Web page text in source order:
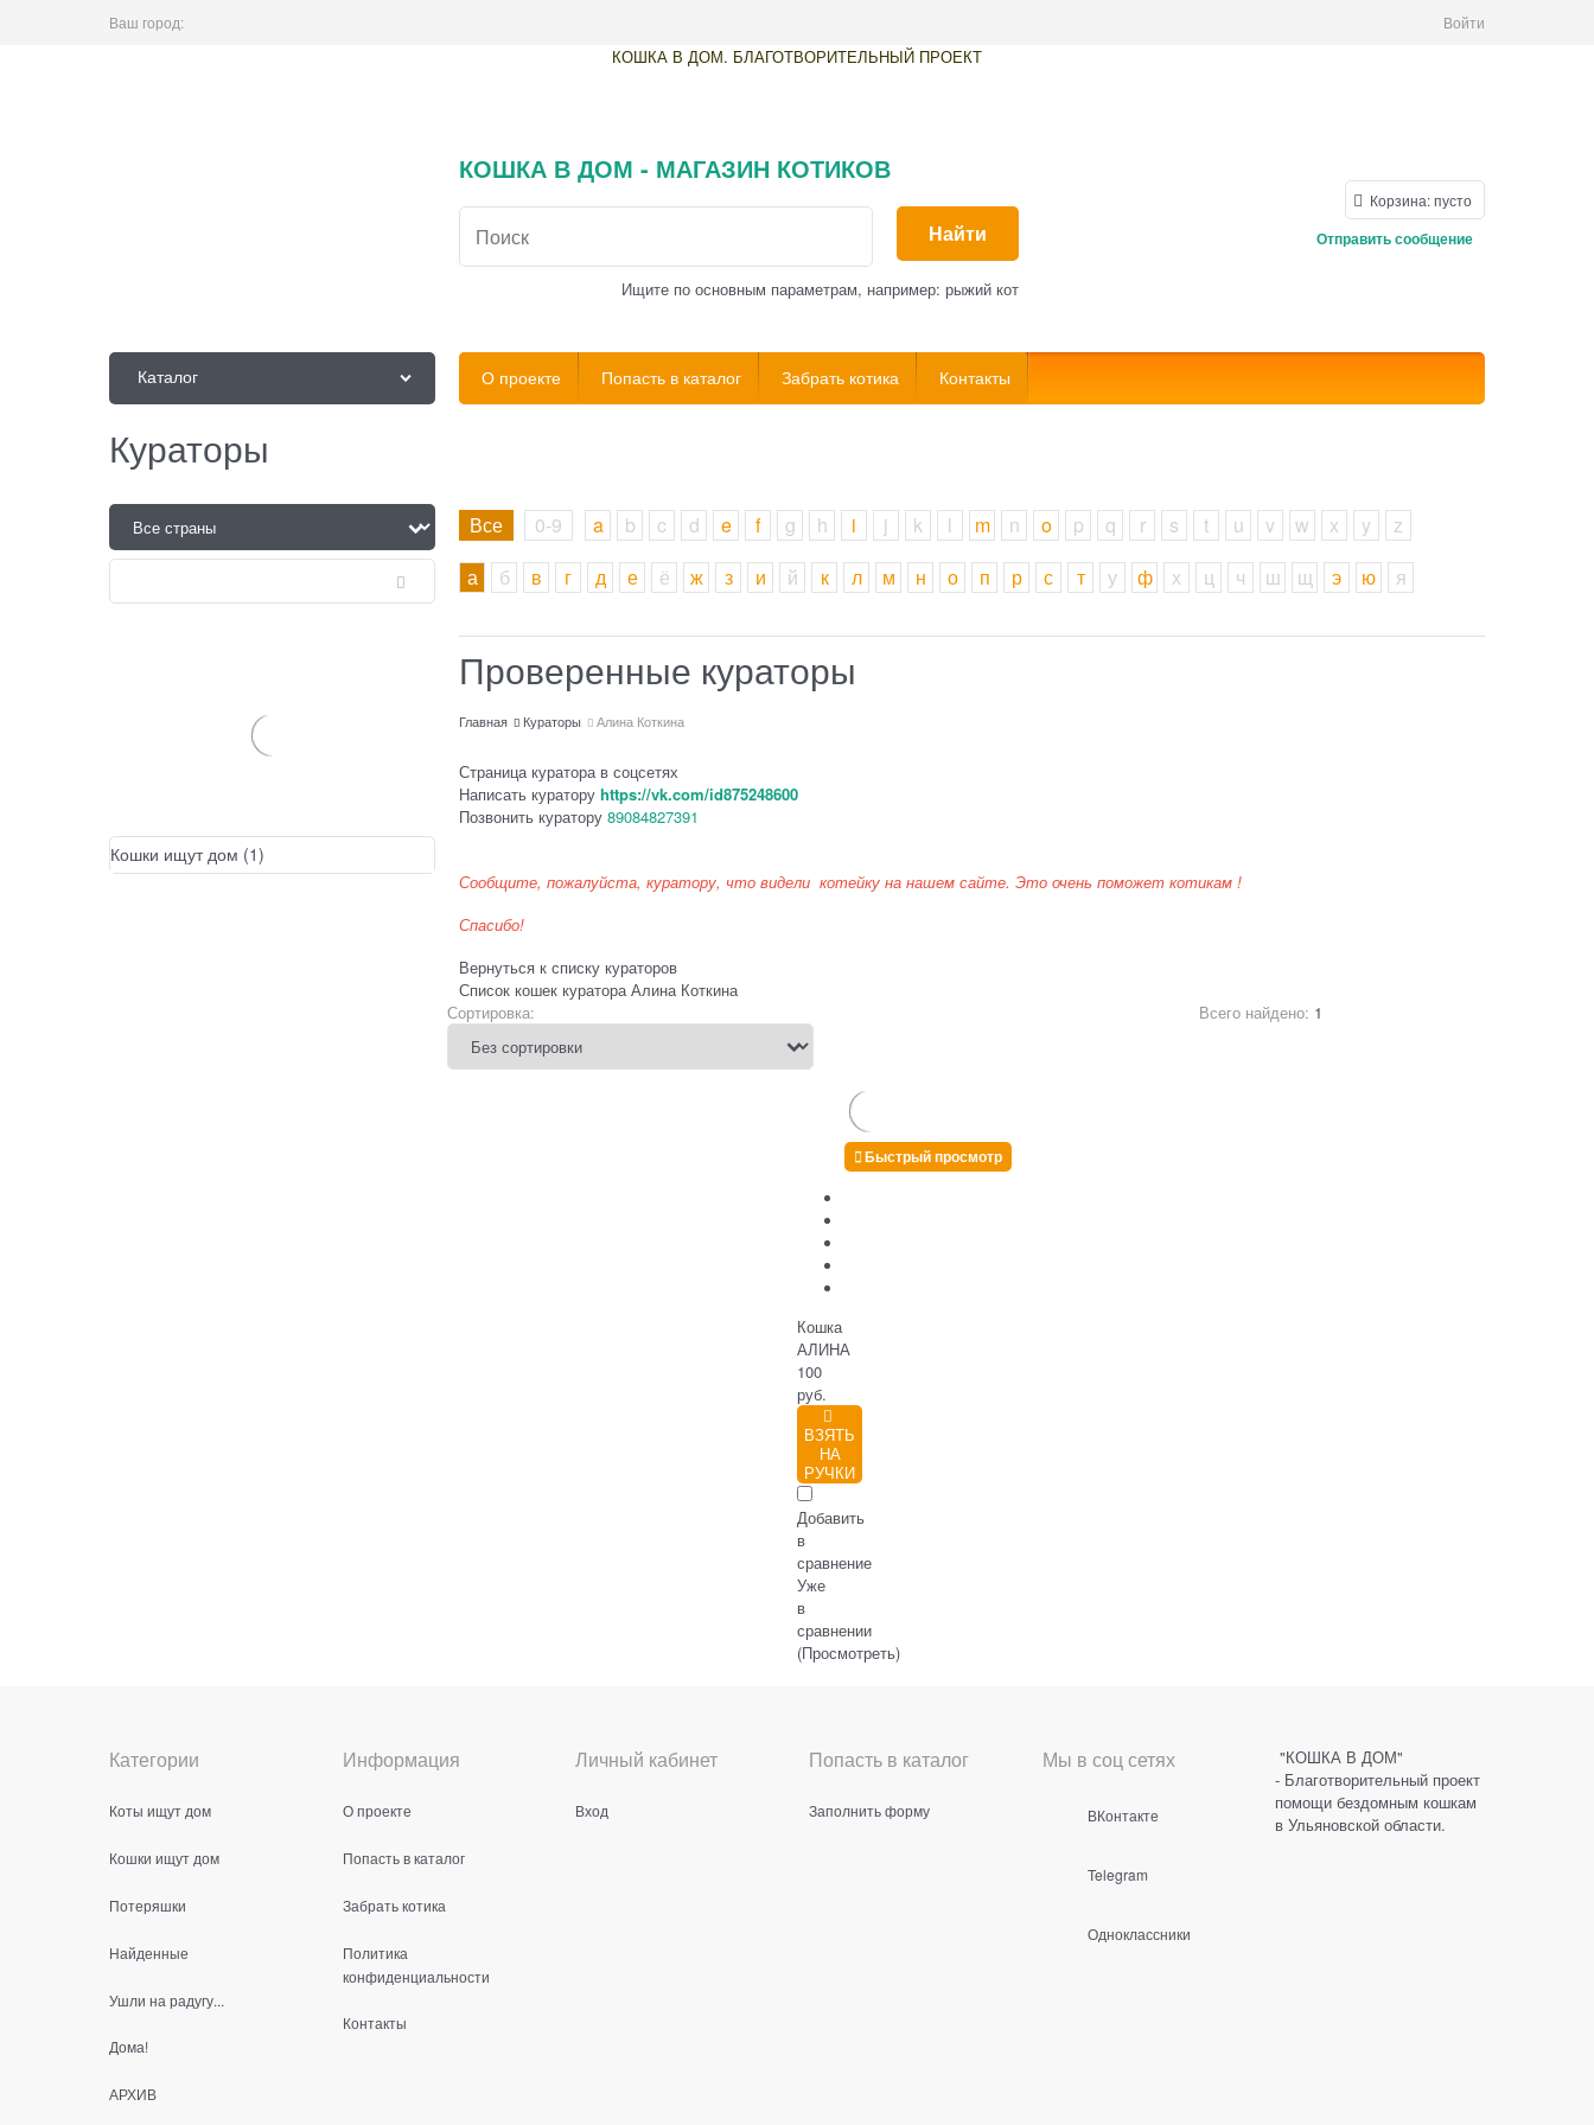
Ваш город: Войти
КОШКА В ДОМ. БЛАГОТВОРИТЕЛЬНЫЙ ПРОЕКТ
КОШКА В ДОМ - МАГАЗИН КОТИКОВ
Найти
Ищите по основным параметрам, например: рыжий кот
Корзина:пусто
Отправить сообщение
Каталог О проекте Попасть в каталог Забрать котика Контакты
Кураторы
Все 0-9 a b c d e f g h i j k l m n o p q r s t u v w x y
z
а
б в г д е ё ж з и й к л м н о п р с т у ф х ц ч ш щ э ю я
Кошки ищут дом (1)
Проверенные кураторы
Главная Кураторы Алина Коткина
Страница куратора в соцсетях
Написать куратору https://vk.com/id875248600
Позвонить куратору 89084827391
Сообщите, пожалуйста, куратору, что видели котейку на нашем сайте. Это очень поможет котикам !
Спасибо!
Вернуться к списку кураторов
Список кошек куратора Алина Коткина
Сортировка:
Всего найдено: 1
Быстрый просмотр
Кошка
АЛИНА
100
руб.
ВЗЯТЬ
НА
РУЧКИ
Добавить
в
сравнение
Уже
в
сравнении
(Просмотреть)
Категории
Коты ищут дом
Кошки ищут дом
Потеряшки
Найденные
Ушли на радугу...
Дома!
АРХИВ
Информация
О проекте
Попасть в каталог
Забрать котика
Политика
конфиденциальности
Контакты
Личный кабинет
Вход
Попасть в каталог
Заполнить форму
Мы в соц сетях
ВКонтакте
Telegram
Одноклассники
"КОШКА В ДОМ"
- Благотворительный проект
помощи бездомным кошкам
в Ульяновской области.